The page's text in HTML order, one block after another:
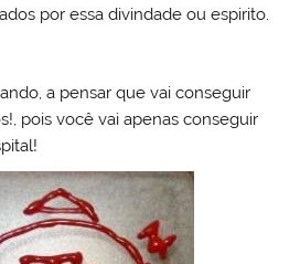
por essa divindade ou espirito.
a pensar que vai conseguir
pois você vai apenas conseguir